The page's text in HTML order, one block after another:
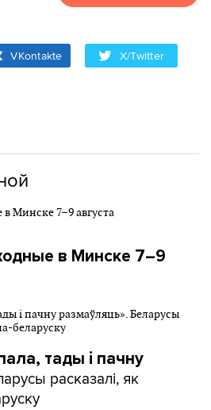
VKontakte X/Twitter
в Минске 7–9
тады і пачну
расказалі, як